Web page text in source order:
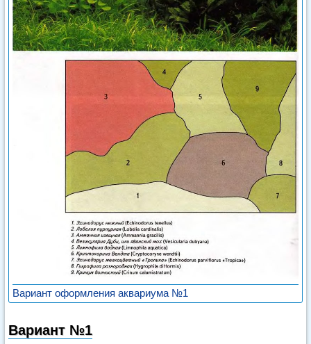
Вариант оформления аквариума №1
Вариант №1